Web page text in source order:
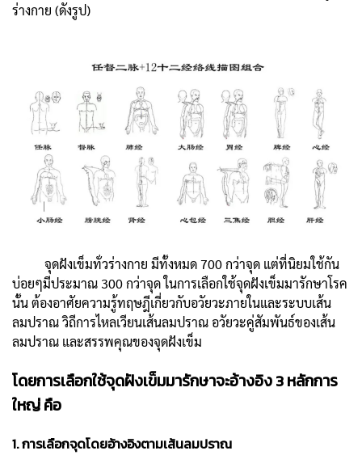
ร่างกาย (ดังรูป)
จุดฝังเข็มทั่วร่างกาย มีทั้งหมด 700 กว่าจุด แต่ที่นิยมใช้กัน
บ่อยๆมีประมาณ 300 กว่าจุด ในการเลือกใช้จุดฝังเข็มมารักษาโรค
นั้น ต้องอาศัยความรู้ทฤษฎีเกี่ยวกับอวัยวะภายในและระบบเส้น
ลมปราณ วิถีการไหลเวียนเส้นลมปราณ อวัยวะคู่สัมพันธ์ของเส้น
ลมปราณ และสรรพคุณของจุดฝังเข็ม
โดยการเลือกใช้จุดฝังเข็มมารักษาจะอ้างอิง 3 หลักการ
ใหญ่ คือ
1. การเลือกจุดโดยอ้างอิงตามเส้นลมปราณ